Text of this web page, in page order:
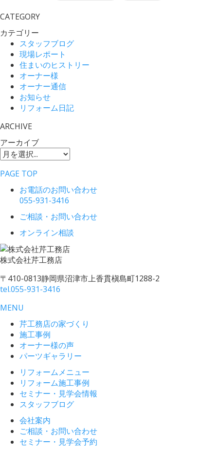
CATEGORY
カテゴリー
スタッフブログ
現場レポート
住まいのヒストリー
オーナー様
オーナー通信
お知らせ
リフォーム日記
ARCHIVE
アーカイブ
PAGE TOP
お電話のお問い合わせ
055-931-3416
ご相談・お問い合わせ
オンライン相談
株式会社芹工務店
〒410-0813静岡県沼津市上香貫槇島町1288-2
tel.055-931-3416
MENU
芹工務店の家づくり
施工事例
オーナー様の声
パーツギャラリー
リフォームメニュー
リフォーム施工事例
セミナー・見学会情報
スタッフブログ
会社案内
ご相談・お問い合わせ
セミナー・見学会予約